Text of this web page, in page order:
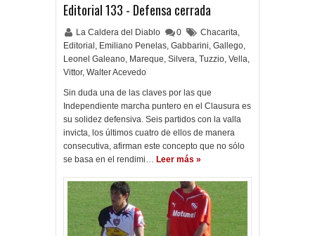
Editorial 133 - Defensa cerrada
La Caldera del Diablo 0 Chacarita,
Editorial , Emiliano Penelas, Gabbarini, Gallego,
Leonel Galeano, Mareque, Silvera, Tuzzio, Vella,
Vittor, Walter Acevedo
Sin duda una de las claves por las que
Independiente marcha puntero en el Clausura es
su solidez defensiva. Seis partidos con la valla
invicta, los últimos cuatro de ellos de manera
consecutiva, afirman este concepto que no sólo
se basa en el rendimi… Leer más »